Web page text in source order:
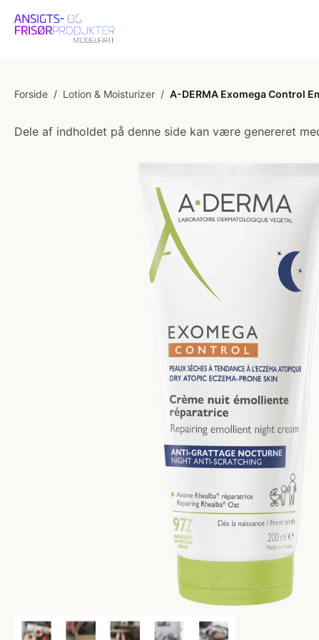
Forside / Lotion & Moisturizer / A-DERMA Exomega Control
Dele af indholdet på denne side kan være genereret